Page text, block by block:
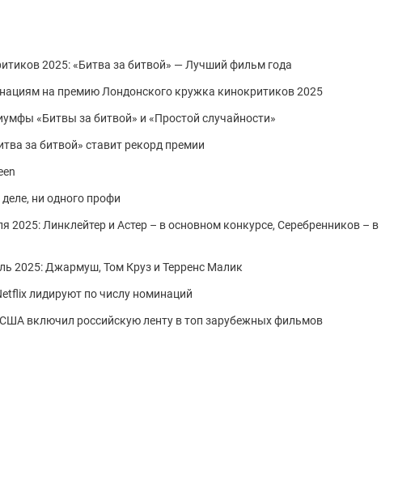
2025: «Битва за битвой» — Лучший фильм года
на премию Лондонского кружка кинокритиков 2025
«Битвы за битвой» и «Простой случайности»
за битвой» ставит рекорд премии
ни одного профи
2025: Линклейтер и Астер – в основном конкурсе, Серебренников – в
2025: Джармуш, Том Круз и Терренс Малик
лидируют по числу номинаций
включил российскую ленту в топ зарубежных фильмов